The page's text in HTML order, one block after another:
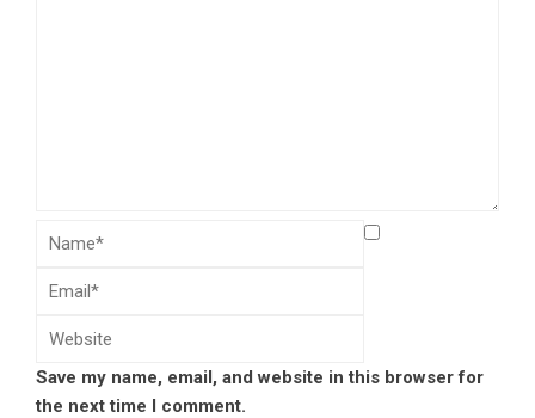
Save my name, email, and website in this browser for
the next time I comment.